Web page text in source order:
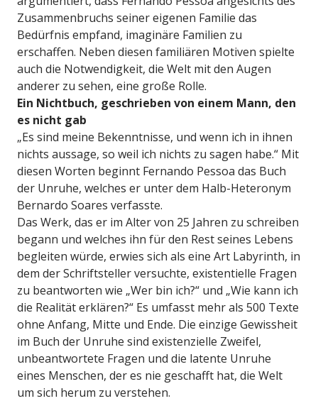
Zusammenbruchs seiner eigenen Familie das
Bedürfnis empfand, imaginäre Familien zu
erschaffen. Neben diesen familiären Motiven spielte
auch die Notwendigkeit, die Welt mit den Augen
anderer zu sehen, eine große Rolle.
Ein Nichtbuch, geschrieben von einem Mann, den
es nicht gab
„Es sind meine Bekenntnisse, und wenn ich in ihnen
nichts aussage, so weil ich nichts zu sagen habe.“ Mit
diesen Worten beginnt Fernando Pessoa das Buch
der Unruhe, welches er unter dem Halb-Heteronym
Bernardo Soares verfasste.
Das Werk, das er im Alter von 25 Jahren zu schreiben
begann und welches ihn für den Rest seines Lebens
begleiten würde, erwies sich als eine Art Labyrinth, in
dem der Schriftsteller versuchte, existentielle Fragen
zu beantworten wie „Wer bin ich?“ und „Wie kann ich
die Realität erklären?“ Es umfasst mehr als 500 Texte
ohne Anfang, Mitte und Ende. Die einzige Gewissheit
im Buch der Unruhe sind existenzielle Zweifel,
unbeantwortete Fragen und die latente Unruhe
eines Menschen, der es nie geschafft hat, die Welt
um sich herum zu verstehen.